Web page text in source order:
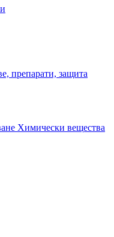
препарати, защита
Химически вещества